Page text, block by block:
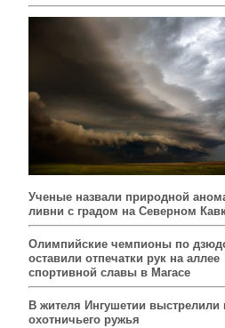
Ученые назвали природной
ливни с градом на Северном
Олимпийские чемпионы по
оставили отпечатки рук на аллее
спортивной славы в Магасе
В жителя Ингушетии выстрелили
охотничьего ружья